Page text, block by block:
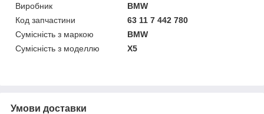
Виробник
BMW
Код запчастини
63 11 7 442 780
Сумісність з маркою
BMW
Сумісність з моделлю
X5
Умови доставки